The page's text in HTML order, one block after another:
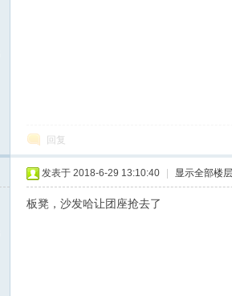
回复
发表于 2018-6-29 13:10:40 显示全部楼层
板凳，沙发哈让团座抢去了